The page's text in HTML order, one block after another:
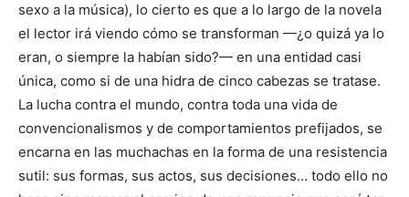
sexo a la música), lo cierto es que a lo largo de la novela
el lector irá viendo cómo se transforman —¿o quizá ya lo
eran, o siempre la habían sido?— en una entidad casi
única, como si de una hidra de cinco cabezas se tratase.
La lucha contra el mundo, contra toda una vida de
convencionalismos y de comportamientos prefijados, se
encarna en las muchachas en la forma de una resistencia
sutil: sus formas, sus actos, sus decisiones… todo ello no